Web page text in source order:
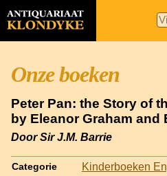
Onze boeken
Peter Pan: the Story of
by Eleanor Graham and
Door Sir J.M. Barrie
Categorie Kinderboeken